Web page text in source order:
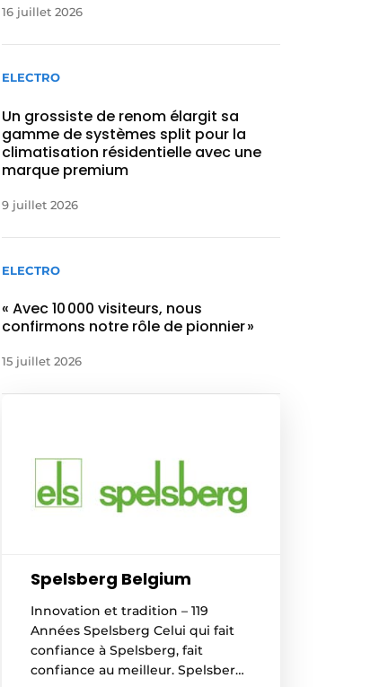
16 juillet 2026
ELECTRO
Un grossiste de renom élargit sa
gamme de systèmes split pour la
climatisation résidentielle avec une
marque premium
9 juillet 2026
ELECTRO
« Avec 10 000 visiteurs, nous
confirmons notre rôle de pionnier »
15 juillet 2026
Spelsberg Belgium
Innovation et tradition – 119
Années Spelsberg Celui qui fait
confiance à Spelsberg, fait
confiance au meilleur. Spelsberg